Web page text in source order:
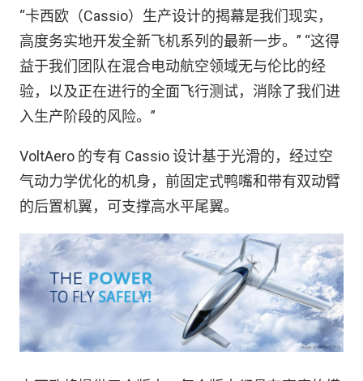
“卡西欧（Cassio）生产设计的揭幕是我们现实，
高度务实地开发全新飞机系列的最新一步。” “这得
益于我们团队在混合电动航空领域无与伦比的经
验，以及正在进行的全面飞行测试，消除了我们进
入生产阶段的风险。”
VoltAero 的专有 Cassio 设计基于光滑的，经过空
气动力学优化的机身，前固定式鸭嘴和带有双动臂
的后置机翼，可支撑高水平尾翼。